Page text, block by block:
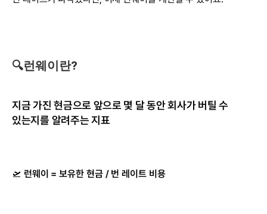
🔍런웨이란?
지금 가진 현금으로 앞으로 몇 달 동안 회사가 버틸 수
있는지를 알려주는 지표
🛫 런웨이 = 보유한 현금 / 번 레이트 비용